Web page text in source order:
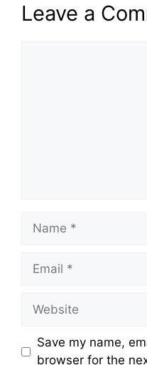
Leave a
Name
Email
Website
Save my name,
browser for the